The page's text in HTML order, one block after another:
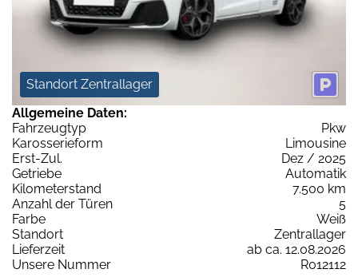
Standort Zentrallager
Allgemeine Daten:
Fahrzeugtyp
Pkw
Karosserieform
Limousine
Erst-Zul.
Dez / 2025
Getriebe
Automatik
Kilometerstand
7.500 km
Anzahl der Türen
5
Farbe
Weiß
Standort
Zentrallager
Lieferzeit
ab ca. 12.08.2026
Unsere Nummer
R012112